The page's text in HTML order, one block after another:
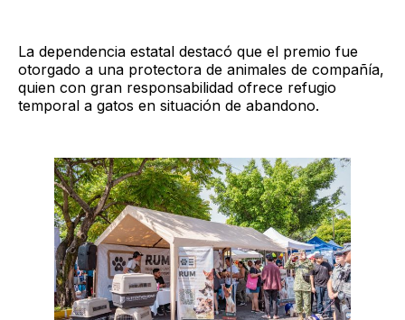
La dependencia estatal destacó que el premio fue
otorgado a una protectora de animales de compañía,
quien con gran responsabilidad ofrece refugio
temporal a gatos en situación de abandono.